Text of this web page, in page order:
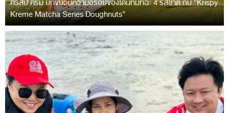
คริสปี้ ครีม ยกขบวนความอร่อยของโดนัทมัทฉะ 4 รสชาติ กับ “Krispy
Kreme Matcha Series Doughnuts”